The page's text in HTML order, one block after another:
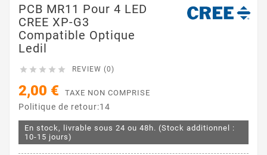
PCB MR11 Pour 4 LED
CREE XP-G3
Compatible Optique
Ledil
     REVIEW (0)
2,00 € TAXE NON COMPRISE
Politique de retour:14
En stock, livrable sous 24 ou 48h. (Stock additionnel :
10-15 jours)